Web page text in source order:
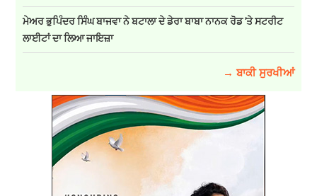
ਮੇਅਰ ਭੁਪਿੰਦਰ ਸਿੰਘ ਬਾਜਵਾ ਨੇ ਬਟਾਲਾ ਦੇ ਡੇਰਾ ਬਾਬਾ ਨਾਨਕ ਰੋਡ 'ਤੇ ਸਟਰੀਟ
ਲਾਈਟਾਂ ਦਾ ਲਿਆ ਜਾਇਜ਼ਾ
→ ਬਾਕੀ ਸੁਰਖੀਆਂ